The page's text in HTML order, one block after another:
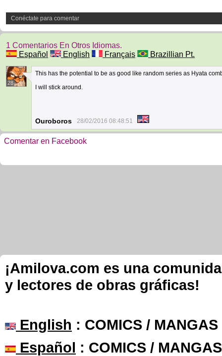
Conéctate para comentar
1 Comentarios En Otros Idiomas.
Español
English Français Brazillian Pt.
28
This has the potential to be as good like random series as Hyata
I will stick around.
Ouroboros 28/02/2016 08:48:51
Comentar en Facebook
¡Amilova.com es una
y lectores de obras gráficas!
English : COMICS /
Español : COMICS /